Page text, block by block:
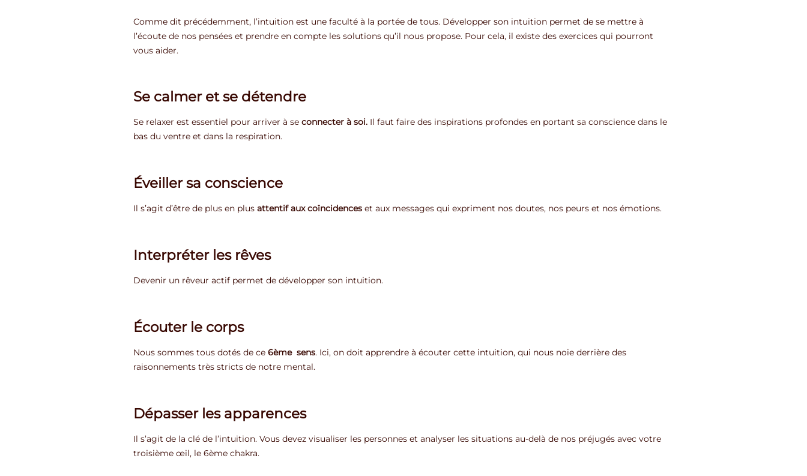
Comme dit précédemment, l’intuition est une faculté à la portée de tous. Développer son intuition permet de se mettre à
l’écoute de nos pensées et prendre en compte les solutions qu’il nous propose. Pour cela, il existe des exercices qui pourront
vous aider.
Se calmer et se détendre
Se relaxer est essentiel pour arriver à se connecter à soi. Il faut faire des inspirations profondes en portant sa conscience dans le
bas du ventre et dans la respiration.
Éveiller sa conscience
Il s’agit d’être de plus en plus attentif aux coïncidences et aux messages qui expriment nos doutes, nos peurs et nos émotions.
Interpréter les rêves
Devenir un rêveur actif permet de développer son intuition.
Écouter le corps
Nous sommes tous dotés de ce 6ème sens. Ici, on doit apprendre à écouter cette intuition, qui nous noie derrière des
raisonnements très stricts de notre mental.
Dépasser les apparences
Il s’agit de la clé de l’intuition. Vous devez visualiser les personnes et analyser les situations au-delà de nos préjugés avec votre
troisième œil, le 6ème chakra.